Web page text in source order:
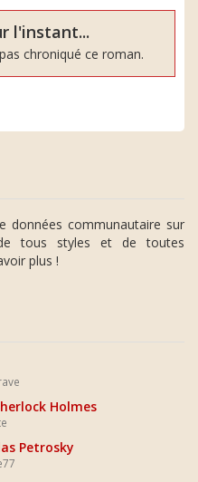
l'instant...
chroniqué ce roman.
données communautaire sur
tous styles et de toutes
plus !
Holmes
Petrosky